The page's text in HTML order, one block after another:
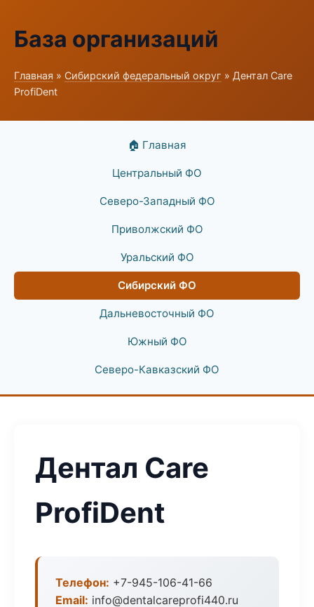
База организаций
Главная » Сибирский федеральный округ » Дентал Care
ProfiDent
🏠 Главная
Центральный ФО
Северо-Западный ФО
Приволжский ФО
Уральский ФО
Сибирский ФО
Дальневосточный ФО
Южный ФО
Северо-Кавказский ФО
Дентал Care
ProfiDent
Телефон: +7-945-106-41-66
Email: info@dentalcareprofi440.ru